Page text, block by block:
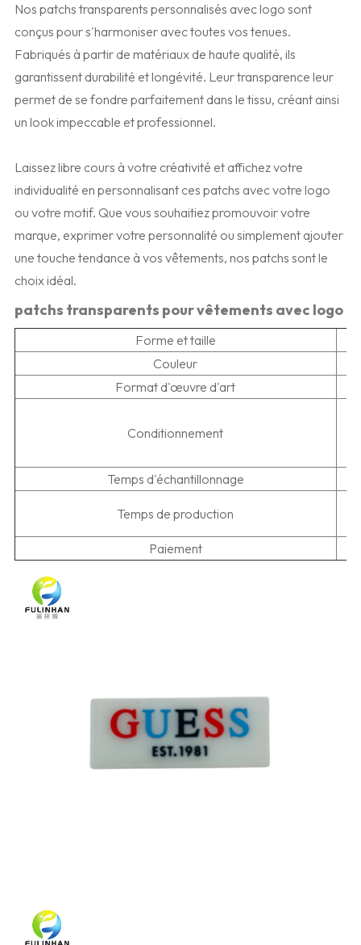
Nos patchs transparents personnalisés avec logo sont
conçus pour s'harmoniser avec toutes vos tenues.
Fabriqués à partir de matériaux de haute qualité, ils
garantissent durabilité et longévité. Leur transparence leur
permet de se fondre parfaitement dans le tissu, créant ainsi
un look impeccable et professionnel.
Laissez libre cours à votre créativité et affichez votre
individualité en personnalisant ces patchs avec votre logo
ou votre motif. Que vous souhaitiez promouvoir votre
marque, exprimer votre personnalité ou simplement ajouter
une touche tendance à vos vêtements, nos patchs sont le
choix idéal.
patchs transparents pour vêtements avec logo
Forme et taille
Couleur
Format d'œuvre d'art
Conditionnement
Temps d'échantillonnage
Temps de production
Paiement